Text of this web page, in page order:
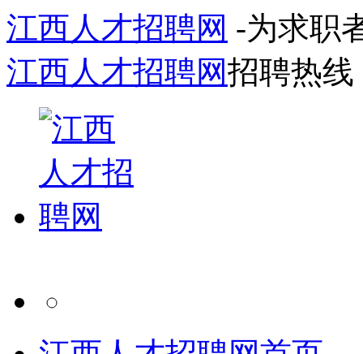
江西人才招聘网 -为求职
江西人才招聘网招聘热线